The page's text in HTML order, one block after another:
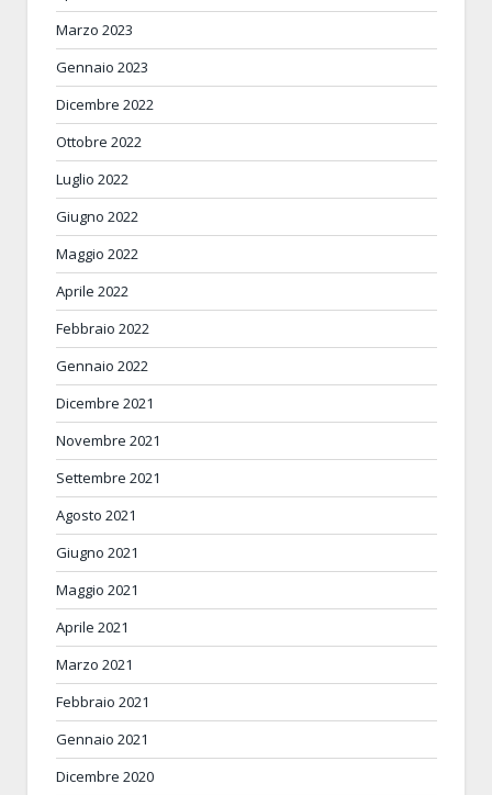
Marzo 2023
Gennaio 2023
Dicembre 2022
Ottobre 2022
Luglio 2022
Giugno 2022
Maggio 2022
Aprile 2022
Febbraio 2022
Gennaio 2022
Dicembre 2021
Novembre 2021
Settembre 2021
Agosto 2021
Giugno 2021
Maggio 2021
Aprile 2021
Marzo 2021
Febbraio 2021
Gennaio 2021
Dicembre 2020